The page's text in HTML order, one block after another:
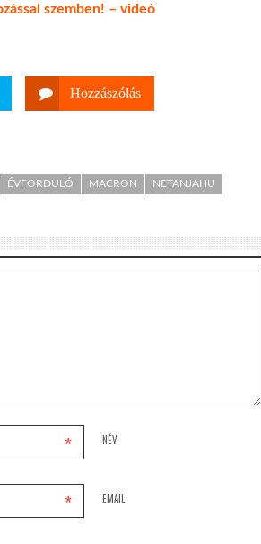
szemben! – videó
Hozzászólás
ÉVFORDULÓ MACRON
NETANJAHU
NÉV
*
EMAIL
*